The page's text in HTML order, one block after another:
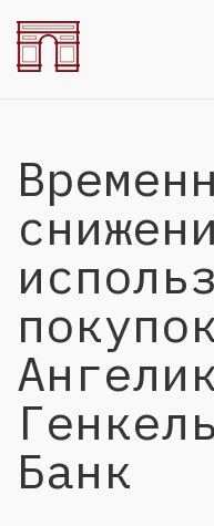
Банк